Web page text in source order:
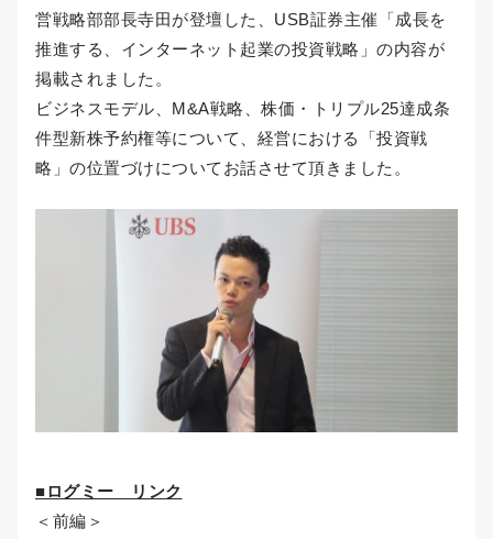
営戦略部部長寺田が登壇した、USB証券主催「成長を
推進する、インターネット起業の投資戦略」の内容が
掲載されました。
ビジネスモデル、M&A戦略、株価・トリプル25達成条
件型新株予約権等について、経営における「投資戦
略」の位置づけについてお話させて頂きました。
■ログミー リンク
＜前編＞